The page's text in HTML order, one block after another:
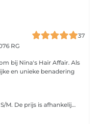
37
RG
en unieke benadering
Basisprijs: €60, een kleur en lengte S/M. De prijs is afhankelijk van nagellengte en gewenst design. Voor speciale wensen of uitgebreide designs nemen wij eerst contact op via WhatsApp om alles door te spreken. De behandeling vind plaats in Dordrecht aan de Pieter Zeemanweg 146.